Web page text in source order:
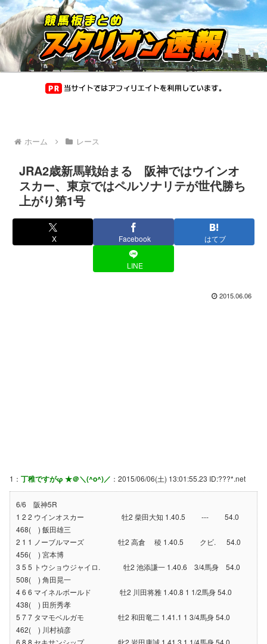
ホーム レース
JRA2歳新馬戦始まる 阪神ではウインオ
スカー、東京ではペルソナリテが世代勝ち
上がり第1号
X Facebook はてブ
LINE
2015.06.06
1： 丁稚ですがφ ★＠＼(^o^)／ ：2015/06/06(土) 13:01:55.23 ID:???*.net
6/6 阪神5R
1 2 2 ウインオスカー 牡2 柴田大知 1.40.5 --- 54.0
468( ) 飯田雄三
2 1 1 ノーブルマーズ 牡2 高倉 稜 1.40.5 クビ. 54.0
456( ) 宮本博
3 5 5 トウショウジャイロ. 牡2 池添謙一 1.40.6 3/4馬身 54.0
508( ) 角田晃一
4 6 6 マイネルボールド 牡2 川田将雅 1.40.8 1 1/2馬身 54.0
438( ) 田所秀孝
5 7 7 タマモベルガモ 牡2 和田竜二 1.41.1 1 3/4馬身 54.0
462( ) 川村禎彦
6 8 8 セキサンシップ 牝2 岩田康誠 1.41.3 1 1/4馬身 54.0